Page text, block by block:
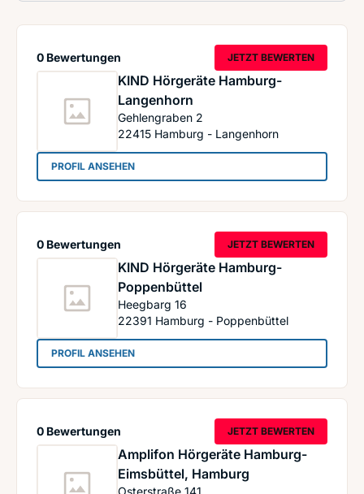
KIND Hörgeräte Hamburg-
Langenhorn
Gehlengraben 2
22415 Hamburg - Langenhorn
0 Bewertungen JETZT BEWERTEN
PROFIL ANSEHEN: KIND Hörgeräte Hamburg-Langenhorn
KIND Hörgeräte Hamburg-
Poppenbüttel
Heegbarg 16
22391 Hamburg - Poppenbüttel
0 Bewertungen JETZT BEWERTEN
PROFIL ANSEHEN: KIND Hörgeräte Hamburg-Poppenbüttel
Amplifon Hörgeräte Hamburg-
Eimsbüttel, Hamburg
Osterstraße 141
0 Bewertungen JETZT BEWERTEN